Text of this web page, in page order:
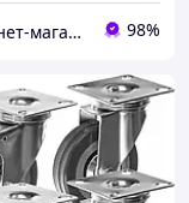
Интернет-магазин "YBOX" - наслаждайся тем, что покупаешь 98%